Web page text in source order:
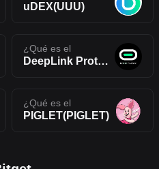
uDEX(UUU)
¿Qué es el
DeepLink Protocol(DLC)
¿Qué es el
PIGLET(PIGLET)